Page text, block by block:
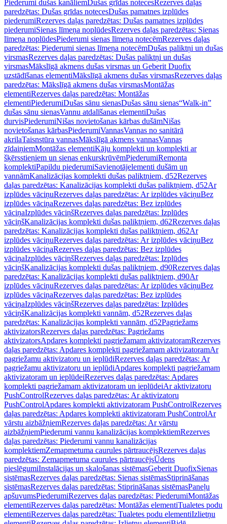
Piederumi dušas kanāliemDušas grīdas notecesRezerves daļas
paredzētas: Dušas grīdas notecesDušas pamatnes izplūdes
piederumiRezerves daļas paredzētas: Dušas pamatnes izplūdes
piederumiSienas līmeņa noplūdesRezerves daļas paredzētas: Sienas
līmeņa noplūdesPiederumi sienas līmeņa notecēmRezerves daļas
paredzētas: Piederumi sienas līmeņa notecēmDušas paliktņi un dušas
virsmasRezerves daļas paredzētas: Dušas paliktņi un dušas
virsmasMākslīgā akmens dušas virsmas un Geberit Duofix
uzstādīšanas elementiMākslīgā akmens dušas virsmasRezerves daļas
paredzētas: Mākslīgā akmens dušas virsmasMontāžas
elementiRezerves daļas paredzētas: Montāžas
elementiPiederumiDušas sānu sienasDušas sānu sienas“Walk-in”
dušas sānu sienasVannu atdalīšanas elementiDušas
durvisPiederumiNišas novietošanas kārbas dušāmNišas
novietošanas kārbasPiederumiVannasVannas no sanitārā
akrilaTaisnstūra vannasMākslīgā akmens vannasVannas
zīdaiņiemMontāžas elementiKāju komplekti un komplekti ar
šķērsstieņiem un sienas enkurskrūvēmPiederumiRemonta
komplektiPapildu piederumiSavienotājelementi dušām un
vannāmKanalizācijas komplekti dušas paliktņiem, d52Rezerves
daļas paredzētas: Kanalizācijas komplekti dušas paliktņiem, d52Ar
izplūdes vāciņuRezerves daļas paredzētas: Ar izplūdes vāciņuBez
izplūdes vāciņaRezerves daļas paredzētas: Bez izplūdes
vāciņaIzplūdes vāciņšRezerves daļas paredzētas: Izplūdes
vāciņšKanalizācijas komplekti dušas paliktņiem, d62Rezerves daļas
paredzētas: Kanalizācijas komplekti dušas paliktņiem, d62Ar
izplūdes vāciņuRezerves daļas paredzētas: Ar izplūdes vāciņuBez
izplūdes vāciņaRezerves daļas paredzētas: Bez izplūdes
vāciņaIzplūdes vāciņšRezerves daļas paredzētas: Izplūdes
vāciņšKanalizācijas komplekti dušas paliktņiem, d90Rezerves daļas
paredzētas: Kanalizācijas komplekti dušas paliktņiem, d90Ar
izplūdes vāciņuRezerves daļas paredzētas: Ar izplūdes vāciņuBez
izplūdes vāciņaRezerves daļas paredzētas: Bez izplūdes
vāciņaIzplūdes vāciņšRezerves daļas paredzētas: Izplūdes
vāciņšKanalizācijas komplekti vannām, d52Rezerves daļas
paredzētas: Kanalizācijas komplekti vannām, d52Pagriežams
aktivizatorsRezerves daļas paredzētas: Pagriežams
aktivizatorsApdares komplekti pagriežamam aktivizatoramRezerves
daļas paredzētas: Apdares komplekti pagriežamam aktivizatoramAr
pagriežamu aktivizatoru un ieplūdiRezerves daļas paredzētas: Ar
pagriežamu aktivizatoru un ieplūdiApdares komplekti pagriežamam
aktivizatoram un ieplūdeiRezerves daļas paredzētas: Apdares
komplekti pagriežamam aktivizatoram un ieplūdeiAr aktivizatoru
PushControlRezerves daļas paredzētas: Ar aktivizatoru
PushControlApdares komplekti aktivizatoram PushControlRezerves
daļas paredzētas: Apdares komplekti aktivizatoram PushControlAr
vārstu aizbāžņiemRezerves daļas paredzētas: Ar vārstu
aizbāžņiemPiederumi vannu kanalizācijas komplektiemRezerves
daļas paredzētas: Piederumi vannu kanalizācijas
komplektiemZemapmetuma caurules pārtraucējsRezerves daļas
paredzētas: Zemapmetuma caurules pārtraucējsŪdens
pieslēgumiInstalācijas un skalošanas sistēmasGeberit DuofixSienas
sistēmasRezerves daļas paredzētas: Sienas sistēmasStiprināšanas
sistēmasRezerves daļas paredzētas: Stiprināšanas sistēmasPaneļu
apšuvumsPiederumiRezerves daļas paredzētas: PiederumiMontāžas
elementiRezerves daļas paredzētas: Montāžas elementiTualetes podu
elementiRezerves daļas paredzētas: Tualetes podu elementiIzlietņu